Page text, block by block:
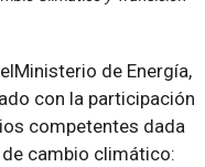
de Energía,
con la participación
competentes dada
cambio climático: